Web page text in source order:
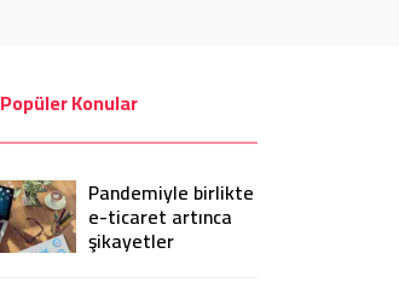
Popüler Konular
Pandemiyle birlikte
e-ticaret artınca
şikayetler
de katlandı